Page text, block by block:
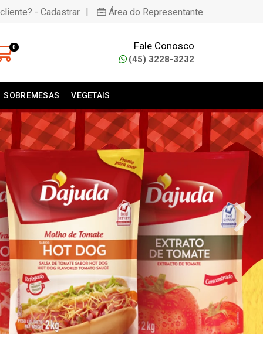
- Cadastrar | Área do Representante
0 Fale Conosco
(45) 3228-3232
SOBREMESAS VEGETAIS